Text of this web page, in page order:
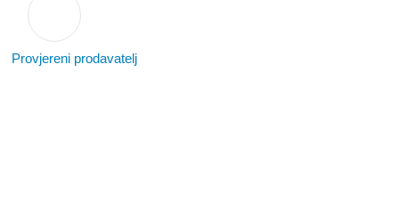
Provjereni prodavatelj